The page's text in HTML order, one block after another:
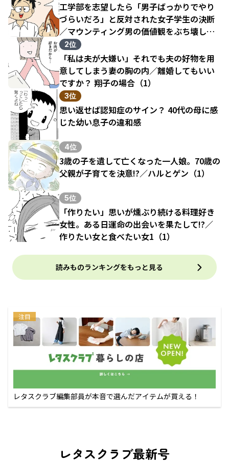
工学部を志望したら「男子ばっかりでやり
づらいだろ」と反対された女子学生の決断
／マウンティング男の価値観をぶち壊した
結果（1）
2位
「私は夫が大嫌い」それでも夫の好物を用
意してしまう妻の胸の内／離婚してもいい
ですか？ 翔子の場合（1）
3位
思い返せば認知症のサイン？ 40代の母に感
じた幼い息子の違和感
4位
3歳の子を遺して亡くなった一人娘。70歳の
父親が子育てを決意!?／ハルとゲン（1）
5位
「作りたい」思いが燻ぶり続ける料理好き
女性。ある日運命の出会いを果たして!?／
作りたい女と食べたい女1（1）
読みものランキングをもっと見る
注目
レタスクラブ編集部員が本音で選んだアイテムが買える！
レタスクラブ最新号